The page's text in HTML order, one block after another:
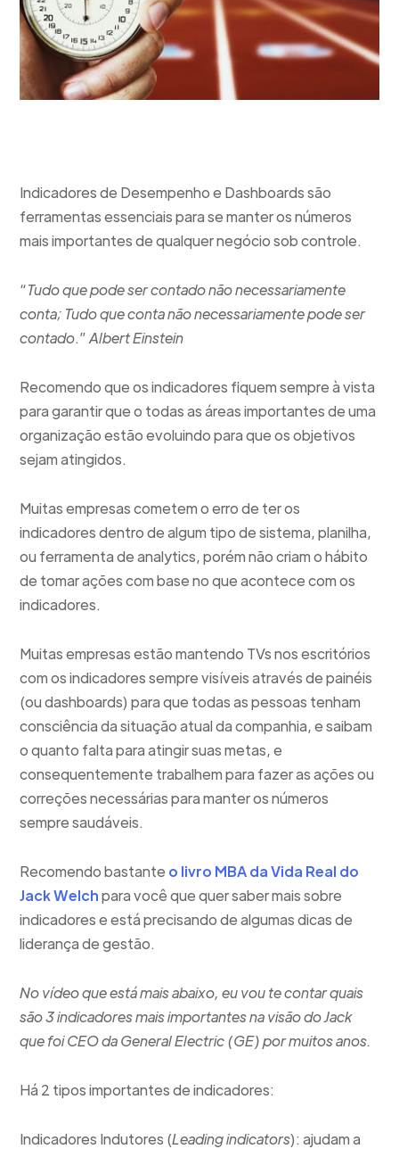
Indicadores de Desempenho e Dashboards são
ferramentas essenciais para se manter os números
mais importantes de qualquer negócio sob controle.
“Tudo que pode ser contado não necessariamente
conta; Tudo que conta não necessariamente pode ser
contado.”Albert Einstein
Recomendo que os indicadores fiquem sempre à vista
para garantir que o todas as áreas importantes de uma
organização estão evoluindo para que os objetivos
sejam atingidos.
Muitas empresas cometem o erro de ter os
indicadores dentro de algum tipo de sistema, planilha,
ou ferramenta de analytics, porém não criam o hábito
de tomar ações com base no que acontece com os
indicadores.
Muitas empresas estão mantendo TVs nos escritórios
com os indicadores sempre visíveis através de painéis
(ou dashboards) para que todas as pessoas tenham
consciência da situação atual da companhia, e saibam
o quanto falta para atingir suas metas, e
consequentemente trabalhem para fazer as ações ou
correções necessárias para manter os números
sempre saudáveis.
Recomendo bastante o livro MBA da Vida Real do
Jack Welchpara você que quer saber mais sobre
indicadores e está precisando de algumas dicas de
liderança de gestão.
No vídeo que está mais abaixo, eu vou te contar quais
são 3 indicadores mais importantes na visão do Jack
que foi CEO da General Electric (GE) por muitos anos.
Há 2 tipos importantes de indicadores:
Indicadores Indutores (Leading indicators): ajudam a